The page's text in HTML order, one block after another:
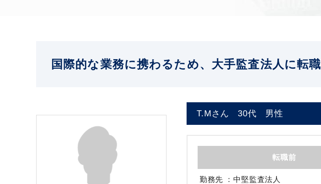
国際的な業務に携わるため、大手監査法人に転職
T.Mさん 30代 男性
転職前
勤務先 中堅監査法人